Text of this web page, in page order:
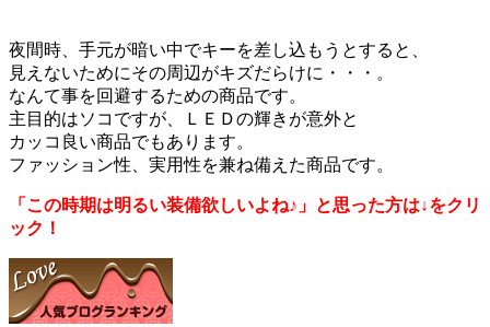
夜間時、手元が暗い中でキーを差し込もうとすると、
見えないためにその周辺がキズだらけに・・・。
なんて事を回避するための商品です。
主目的はソコですが、ＬＥＤの輝きが意外と
カッコ良い商品でもあります。
ファッション性、実用性を兼ね備えた商品です。
「この時期は明るい装備欲しいよね♪」と思った方は↓をクリ
ック！